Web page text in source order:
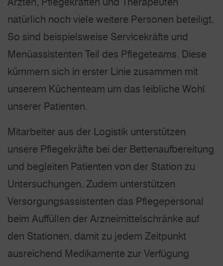
natürlich noch viele weitere Personen beteiligt.
So sind beispielsweise Servicekräfte und
Menüassistenten Teil des Pflegeteams. Diese
kümmern sich in erster Linie zusammen mit
unserem Küchenteam um das leibliche Wohl
unserer Patienten.
Mitarbeiter aus der Logistik unterstützen
unsere Pflegekräfte bei der Betten­aufbereitung
und begleiten Patienten von der Station zu
Unter­suchungen. Zudem unterstützen
Versorgungs­assistenten das Pflegepersonal
beim Auffüllen der Arzneimittelschränke auf
den Stationen, damit zu jedem Zeitpunkt
ausreichend Medikamente zur Verfügung